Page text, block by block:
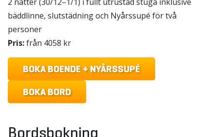
bäddlinne, slutstädning och Nyårssupé för två
personer
Pris:från 4058 kr
BOKA BOENDE + NYÅRSSUPÉ
BOKA BORD
Bordsbokning